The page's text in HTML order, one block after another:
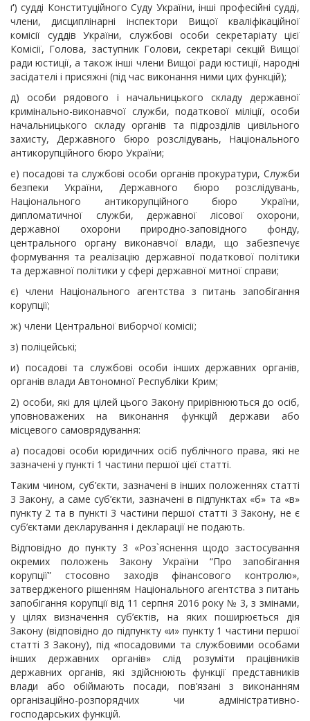
ґ) судді Конституційного Суду України, інші професійні судді,
члени, дисциплінарні інспектори Вищої кваліфікаційної
комісії суддів України, службові особи секретаріату цієї
Комісії, Голова, заступник Голови, секретарі секцій Вищої
ради юстиції, а також інші члени Вищої ради юстиції, народні
засідателі і присяжні (під час виконання ними цих функцій);
д) особи рядового і начальницького складу державної
кримінально-виконавчої служби, податкової міліції, особи
начальницького складу органів та підрозділів цивільного
захисту, Державного бюро розслідувань, Національного
антикорупційного бюро України;
е) посадові та службові особи органів прокуратури, Служби
безпеки України, Державного бюро розслідувань,
Національного антикорупційного бюро України,
дипломатичної служби, державної лісової охорони,
державної охорони природно-заповідного фонду,
центрального органу виконавчої влади, що забезпечує
формування та реалізацію державної податкової політики
та державної політики у сфері державної митної справи;
є) члени Національного агентства з питань запобігання
корупції;
ж) члени Центральної виборчої комісії;
з) поліцейські;
и) посадові та службові особи інших державних органів,
органів влади Автономної Республіки Крим;
2) особи, які для цілей цього Закону прирівнюються до осіб,
уповноважених на виконання функцій держави або
місцевого самоврядування:
а) посадові особи юридичних осіб публічного права, які не
зазначені у пункті 1 частини першої цієї статті.
Таким чином, суб’єкти, зазначені в інших положеннях статті
3 Закону, а саме суб’єкти, зазначені в підпунктах «б» та «в»
пункту 2 та в пункті 3 частини першої статті 3 Закону, не є
суб’єктами декларування і декларації не подають​.
Відповідно до пункту 3 «Роз`яснення щодо застосування
окремих положень Закону України “Про запобігання
корупції” стосовно заходів фінансового контролю»,
затвердженого рішенням Національного агентства з питань
запобігання корупції від 11 серпня 2016 року № 3, з змінами,
у цілях визначення суб’єктів, на яких поширюється дія
Закону (відповідно до підпункту «и» пункту 1 частини першої
статті 3 Закону), під «посадовими та службовими особами
інших державних органів» слід розуміти працівників
державних органів, які здійснюють функції представників
влади або обіймають посади, пов’язані з виконанням
організаційно-розпорядчих чи адміністративно-
господарських функцій.